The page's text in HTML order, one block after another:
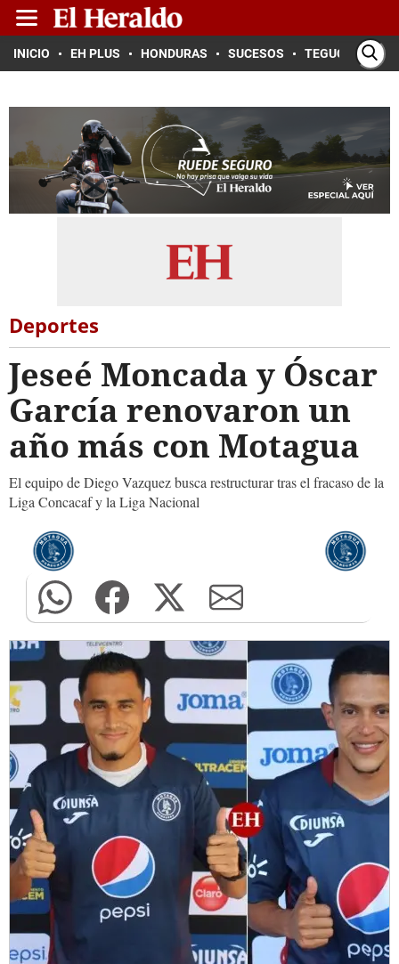
INICIO EH PLUS HONDURAS SUCESOS TEGUCIGALPA
Deportes
Jeseé Moncada y Óscar
García renovaron un
año más con Motagua
El equipo de Diego Vazquez busca restructurar tras el fracaso de la
Liga Concacaf y la Liga Nacional